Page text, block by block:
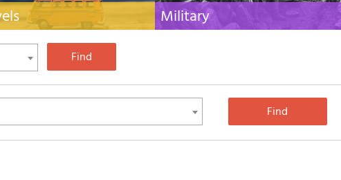
In
and travel literature for Italy,
and the rest of the world
Military
Collection of the best publications (books and